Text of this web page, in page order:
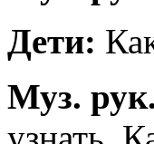
Дети:
Муз.